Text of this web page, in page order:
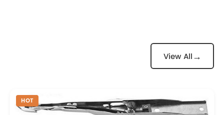
View All→
HOT